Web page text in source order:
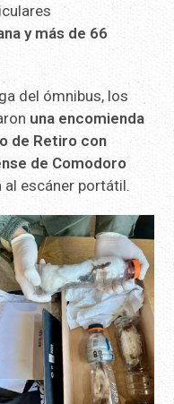
y más de 66
del ómnibus, los
una encomienda
de Retiro con
de Comodoro
escáner portátil.